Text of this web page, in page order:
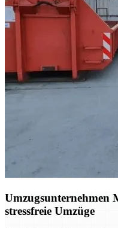
stressfreie Umzüge